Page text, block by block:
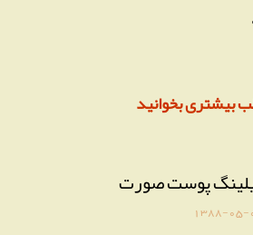
بیشتری بخوانید
پوست صورت
1388-